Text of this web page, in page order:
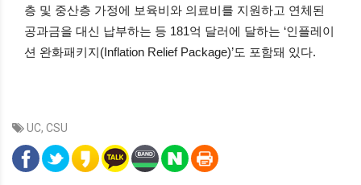
층 및 중산층 가정에 보육비와 의료비를 지원하고 연체된
공과금을 대신 납부하는 등 181억 달러에 달하는 ‘인플레이
션 완화패키지(Inflation Relief Package)’도 포함돼 있다.
UC, CSU